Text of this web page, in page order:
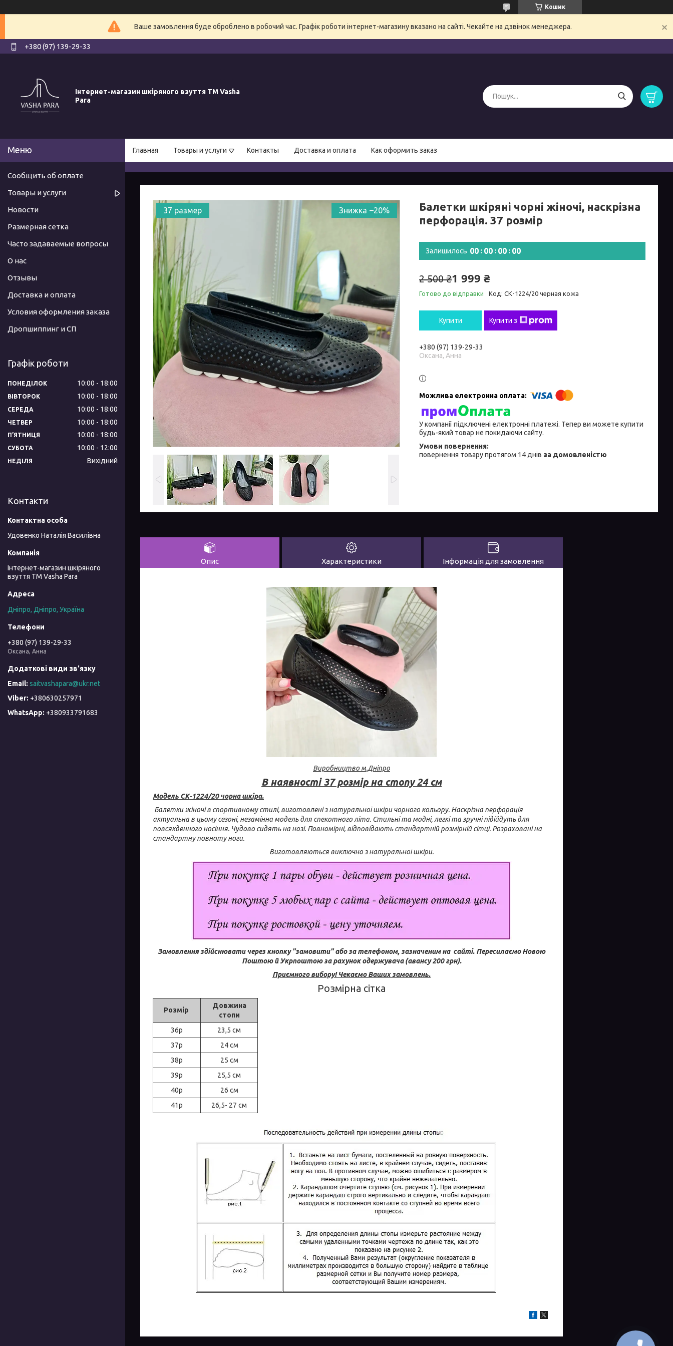
Кошик
Ваше замовлення буде оброблено в робочий час. Графік роботи інтернет-магазину вказано на сайті. Чекайте на дзвінок менеджера.
+380 (97) 139-29-33
Інтернет-магазин шкіряного взуття ТМ Vasha
Para
Главная Товары и услуги Контакты Доставка и оплата Как оформить заказ
37 размер –20%
Балетки шкіряні чорні жіночі, наскрізна
перфорація. 37 розмір
Залишилось 00 00 00 00
2 500 ₴1 999 ₴
Готово до відправки Код: СК-1224/20 черная кожа
Купити Купити з
+380 (97) 139-29-33
Оксана, Анна
У компанії підключені електронні платежі. Тепер ви можете купити
будь-який товар не покидаючи сайту.
повернення товару протягом 14 днів за домовленістю
Опис Характеристики Інформація для замовлення
Виробництво м.Дніпро
В наявності 37 розмір на стопу 24 см
Модель СК-1224/20 чорна шкіра.
Балетки жіночі в спортивному стилі, виготовлені з натуральної шкіри чорного кольору. Наскрізна перфорація
актуальна в цьому сезоні, незамінна модель для спекотного літа. Стильні та модні, легкі та зручні підійдуть для
повсякденного носіння. Чудово сидять на нозі. Повномірні, відповідають стандартній розмірній сітці. Розраховані на
стандартну повноту ноги.
Виготовляються виключно з натуральної шкіри.
Замовлення здійснювати через кнопку "замовити" або за телефоном, зазначеним на сайті. Пересилаємо Новою
Поштою й Укрпоштою за рахунок одержувача (авансу 200 грн).
Приємного вибору! Чекаємо Ваших замовлень.
Розмірна сітка
Розмір
Довжина
стопи
36р
23,5 см
37р
24 см
38р
25 см
39р
25,5 см
40р
26 см
41р
26,5- 27 см
Сообщить об оплате
Товары и услуги
Новости
Размерная сетка
Часто задаваемые вопросы
О нас
Отзывы
Доставка и оплата
Условия оформления заказа
Дропшиппинг и СП
Графік роботи
ПОНЕДІЛОК 10:00 18:00
ВІВТОРОК 10:00 18:00
СЕРЕДА 10:00 18:00
ЧЕТВЕР 10:00 18:00
ПʼЯТНИЦЯ 10:00 18:00
СУБОТА 10:00 12:00
НЕДІЛЯ Вихідний
Контакти
Удовенко Наталія Василівна
Інтернет-магазин шкіряного
взуття ТМ Vasha Para
Дніпро, Дніпро, Україна
+380 (97) 139-29-33
Оксана, Анна
saitvashapara@ukr.net
+380630257971
+380933791683